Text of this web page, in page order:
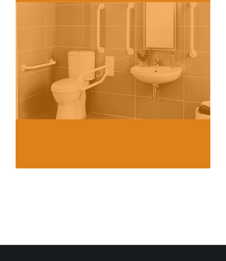
Arredo Urbano
Chiusini e Caditoie
Accessori per Wc Disabili
Paracolpi – Paraspigoli